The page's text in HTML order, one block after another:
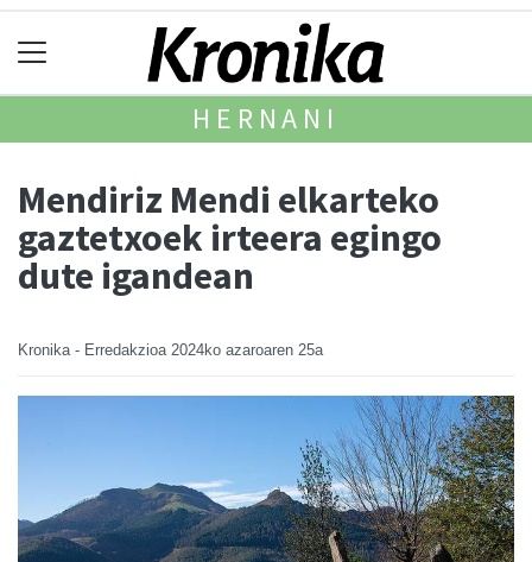
HERNANI
Mendiriz Mendi elkarteko
gaztetxoek irteera egingo
dute igandean
Kronika - Erredakzioa 2024ko azaroaren 25a